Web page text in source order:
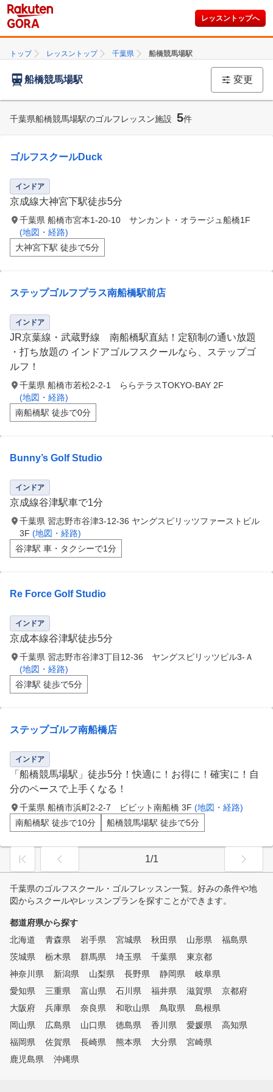
レッスントップへ
トップ レッスントップ 千葉県 船橋競馬場駅
船橋競馬場駅 変更
千葉県船橋競馬場駅のゴルフレッスン施設 5件
ゴルフスクールDuck
インドア
京成線大神宮下駅徒歩5分
千葉県 船橋市宮本1-20-10 サンカント・オラージュ船橋1F
(地図・経路)
大神宮下駅 徒歩で5分
ステップゴルフプラス南船橋駅前店
インドア
JR京葉線・武蔵野線 南船橋駅直結！定額制の通い放題
・打ち放題の インドアゴルフスクールなら、ステップゴ
ルフ！
千葉県 船橋市若松2-2-1 ららテラスTOKYO-BAY 2F
(地図・経路)
南船橋駅 徒歩で0分
Bunny’s Golf Studio
インドア
京成線谷津駅車で1分
千葉県 習志野市谷津3-12-36 ヤングスピリッツファーストビル
3F (地図・経路)
谷津駅 車・タクシーで1分
Re Force Golf Studio
インドア
京成本線谷津駅徒歩5分
千葉県 習志野市谷津3丁目12-36 ヤングスピリッツビル3-Ａ
(地図・経路)
谷津駅 徒歩で5分
ステップゴルフ南船橋店
インドア
「船橋競馬場駅」徒歩5分！快適に！お得に！確実に！自
分のペースで上手くなる！
千葉県 船橋市浜町2-2-7 ビビット南船橋 3F (地図・経路)
南船橋駅 徒歩で10分
船橋競馬場駅 徒歩で5分
1/1
千葉県のゴルフスクール・ゴルフレッスン一覧。好みの条件や地
図からスクールやレッスンプランを探すことができます。
都道府県から探す
北海道
青森県 岩手県 宮城県 秋田県 山形県
福島県
茨城県
栃木県 群馬県 埼玉県 千葉県
東京都
神奈川県
新潟県 山梨県 長野県 静岡県
岐阜県
愛知県
三重県 富山県 石川県 福井県 滋賀県
京都府
大阪府
兵庫県 奈良県 和歌山県 鳥取県
島根県
岡山県
広島県 山口県 徳島県 香川県 愛媛県
高知県
福岡県
佐賀県 長崎県 熊本県 大分県
宮崎県
鹿児島県
沖縄県